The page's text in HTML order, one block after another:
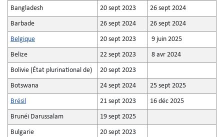
Bangladesh 20 sept 2023 26 sept 2024
Barbade 26 sept 2024 26 sept 2024
Belgique 20 sept 2023 9 juin 2025
Belize 22 sept 2023 8 avr 2024
Bolivie (État plurinational de) 20 sept 2023
Botswana 24 sept 2024 25 sept 2025
Brésil 21 sept 2023 16 déc 2025
Brunéi Darussalam 19 sept 2025
Bulgarie 20 sept 2023